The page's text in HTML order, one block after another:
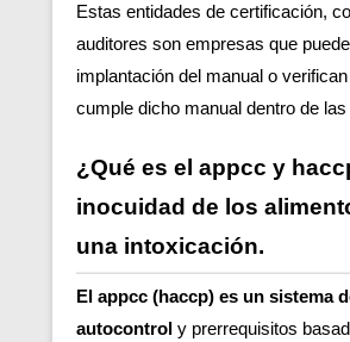
Estas entidades de certificación,
auditores son empresas que
implantación del manual o
cumple dicho manual dentro de
¿Qué es el appcc y
inocuidad de los
una intoxicación.
El appcc (haccp) es un sistema
autocontrol y prerrequisitos